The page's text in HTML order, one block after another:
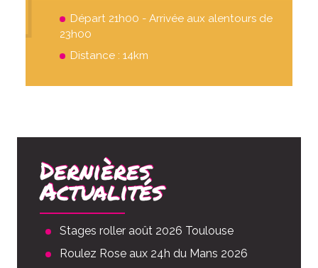
Départ 21h00 - Arrivée aux alentours de
23h00
Distance : 14km
Dernières
Actualités
Stages roller août 2026 Toulouse
Roulez Rose aux 24h du Mans 2026